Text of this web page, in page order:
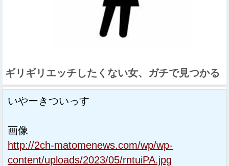
ギリギリエッチしたくない女、ガチで見つかる
いやーきついっす
画像
http://2ch-matomenews.com/wp/wp-
content/uploads/2023/05/rntuiPA.jpg